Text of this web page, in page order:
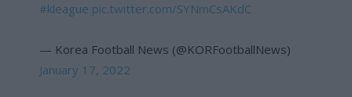
#kleague pic.twitter.com/SYNmCsAKdC
— Korea Football News (@KORFootballNews)
January 17, 2022